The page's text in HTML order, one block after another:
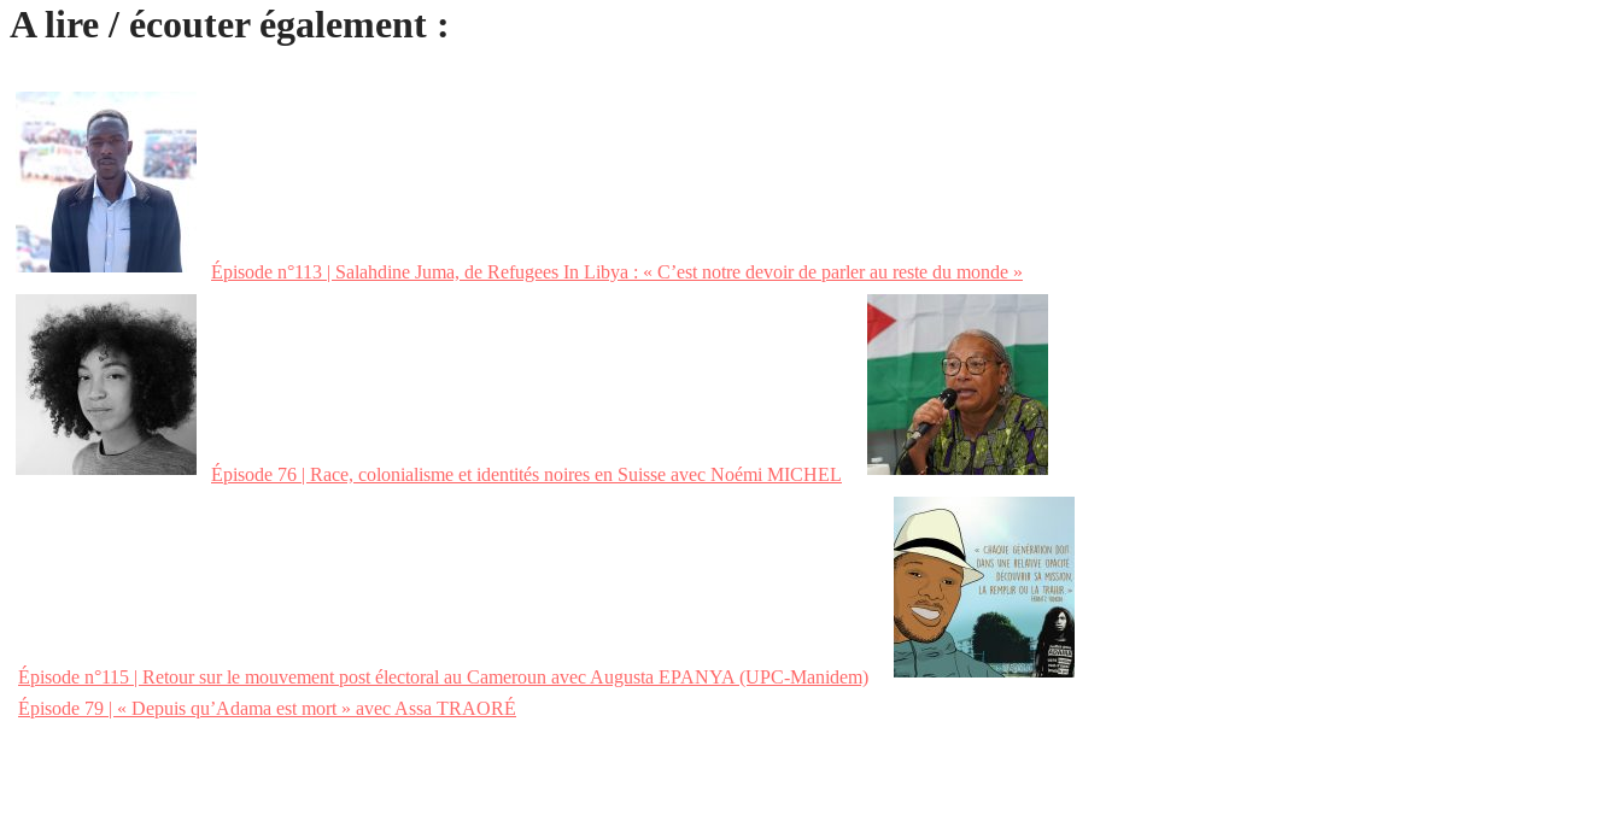
A lire / écouter également :
Épisode n°113 | Salahdine Juma, de Refugees In Libya : « C’est notre devoir de parler au reste du monde »
Épisode 76 | Race, colonialisme et identités noires en Suisse avec Noémi MICHEL
Épisode n°115 | Retour sur le mouvement post électoral au Cameroun avec Augusta EPANYA (UPC-Manidem)
Épisode 79 | « Depuis qu’Adama est mort » avec Assa TRAORÉ